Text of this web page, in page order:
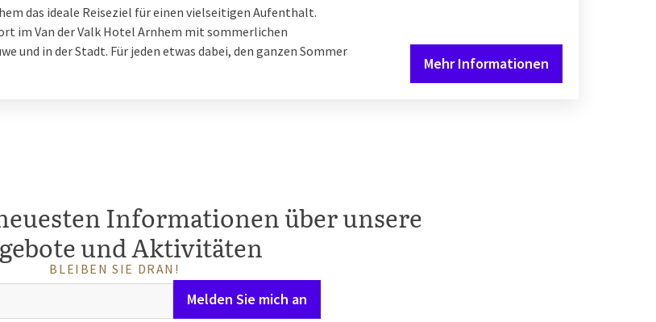
das ideale Reiseziel für einen vielseitigen Aufenthalt.
im Van der Valk Hotel Arnhem mit sommerlichen
und in der Stadt. Für jeden etwas dabei, den ganzen Sommer
Mehr Informationen
Informationen über unsere
und Aktivitäten
BLEIBEN SIE DRAN!
Melden Sie mich an